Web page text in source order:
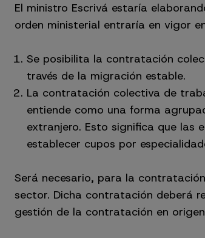
El ministro Escrivá estaría
orden ministerial entraría en vigor
Se posibilita la contratación
través de la migración estable.
La contratación colectiva de
entiende como una forma
extranjero. Esto significa que las
establecer cupos por
Será necesario, para la
sector. Dicha contratación deberá
gestión de la contratación en